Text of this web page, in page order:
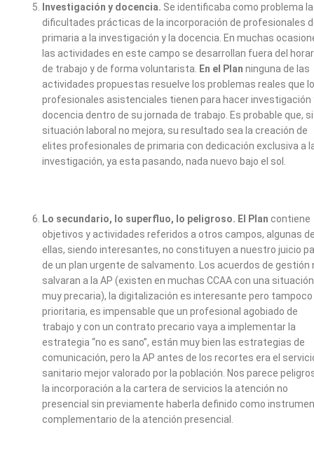
Investigación y docencia. Se identificaba como problema
dificultades prácticas de la incorporación de profesionales
primaria a la investigación y la docencia. En muchas
las actividades en este campo se desarrollan fuera del
de trabajo y de forma voluntarista. En el Plan ninguna de las
actividades propuestas resuelve los problemas reales que
profesionales asistenciales tienen para hacer investigación
docencia dentro de su jornada de trabajo. Es probable que,
situación laboral no mejora, su resultado sea la creación de
elites profesionales de primaria con dedicación exclusiva a
investigación, ya esta pasando, nada nuevo bajo el sol.
Lo secundario, lo superfluo, lo peligroso. El Plan contiene
objetivos y actividades referidos a otros campos, algunas
ellas, siendo interesantes, no constituyen a nuestro juicio
de un plan urgente de salvamento. Los acuerdos de gestión
salvaran a la AP (existen en muchas CCAA con una situación
muy precaria), la digitalización es interesante pero tampoco
prioritaria, es impensable que un profesional agobiado de
trabajo y con un contrato precario vaya a implementar la
estrategia “no es sano”, están muy bien las estrategias de
comunicación, pero la AP antes de los recortes era el
sanitario mejor valorado por la población. Nos parece
la incorporación a la cartera de servicios la atención no
presencial sin previamente haberla definido como
complementario de la atención presencial.